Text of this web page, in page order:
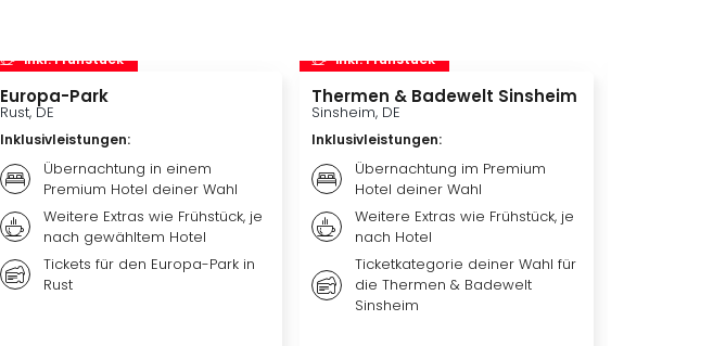
inkl. Frühstück
Europa-Park
Rust, DE
Inklusivleistungen:
Übernachtung in einem
Premium Hotel deiner Wahl
Weitere Extras wie Frühstück, je
nach gewähltem Hotel
Tickets für den Europa-Park in
Rust
inkl. Frühstück
Thermen & Badewelt Sinsheim
Sinsheim, DE
Inklusivleistungen:
Übernachtung im Premium
Hotel deiner Wahl
Weitere Extras wie Frühstück, je
nach Hotel
Ticketkategorie deiner Wahl für
die Thermen & Badewelt
Sinsheim